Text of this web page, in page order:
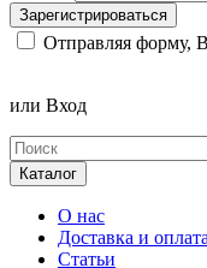
Зарегистрироваться
Отправляя форму,
или Вход
Каталог
О нас
Доставка и оплата
Статьи